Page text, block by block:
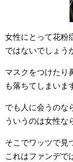
女性にとって花粉
ではないでしょう
マスクをつけたり
も落ちてしまいま
でも人に会うのな
ういうのは女性な
そこでワッツで見
これはファンデで